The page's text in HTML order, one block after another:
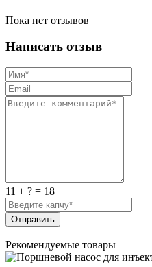
Пока нет отзывов
Написать отзыв
11 + ? = 18
Отправить
Рекомендуемые товары